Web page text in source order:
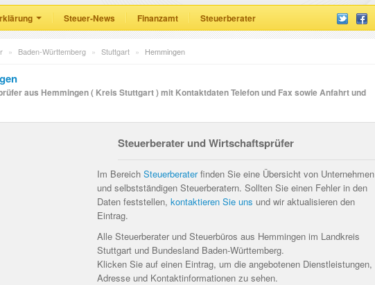
Steuer-News Finanzamt Steuerberater
» Baden-Württemberg » Stuttgart » Hemmingen
aus Hemmingen ( Kreis Stuttgart ) mit Kontaktdaten Telefon und Fax sowie Anfahrt und
Steuerberater und Wirtschaftsprüfer
Im Bereich Steuerberaterfinden Sie eine Übersicht von Unternehmen
und selbstständigen Steuerberatern. Sollten Sie einen Fehler in den
Daten feststellen, kontaktieren Sie uns und wir aktualisieren den
Eintrag.
Alle Steuerberater und Steuerbüros aus Hemmingen im Landkreis
Stuttgart und Bundesland Baden-Württemberg.
Klicken Sie auf einen Eintrag, um die angebotenen Dienstleistungen,
Adresse und Kontaktinformationen zu sehen.